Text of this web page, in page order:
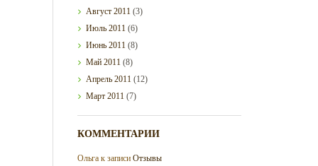
Август2011 (3)
Июль2011 (6)
Июнь2011 (8)
Май2011 (8)
Апрель2011 (12)
Март2011 (7)
КОММЕНТАРИИ
Ольга к записиОтзывы